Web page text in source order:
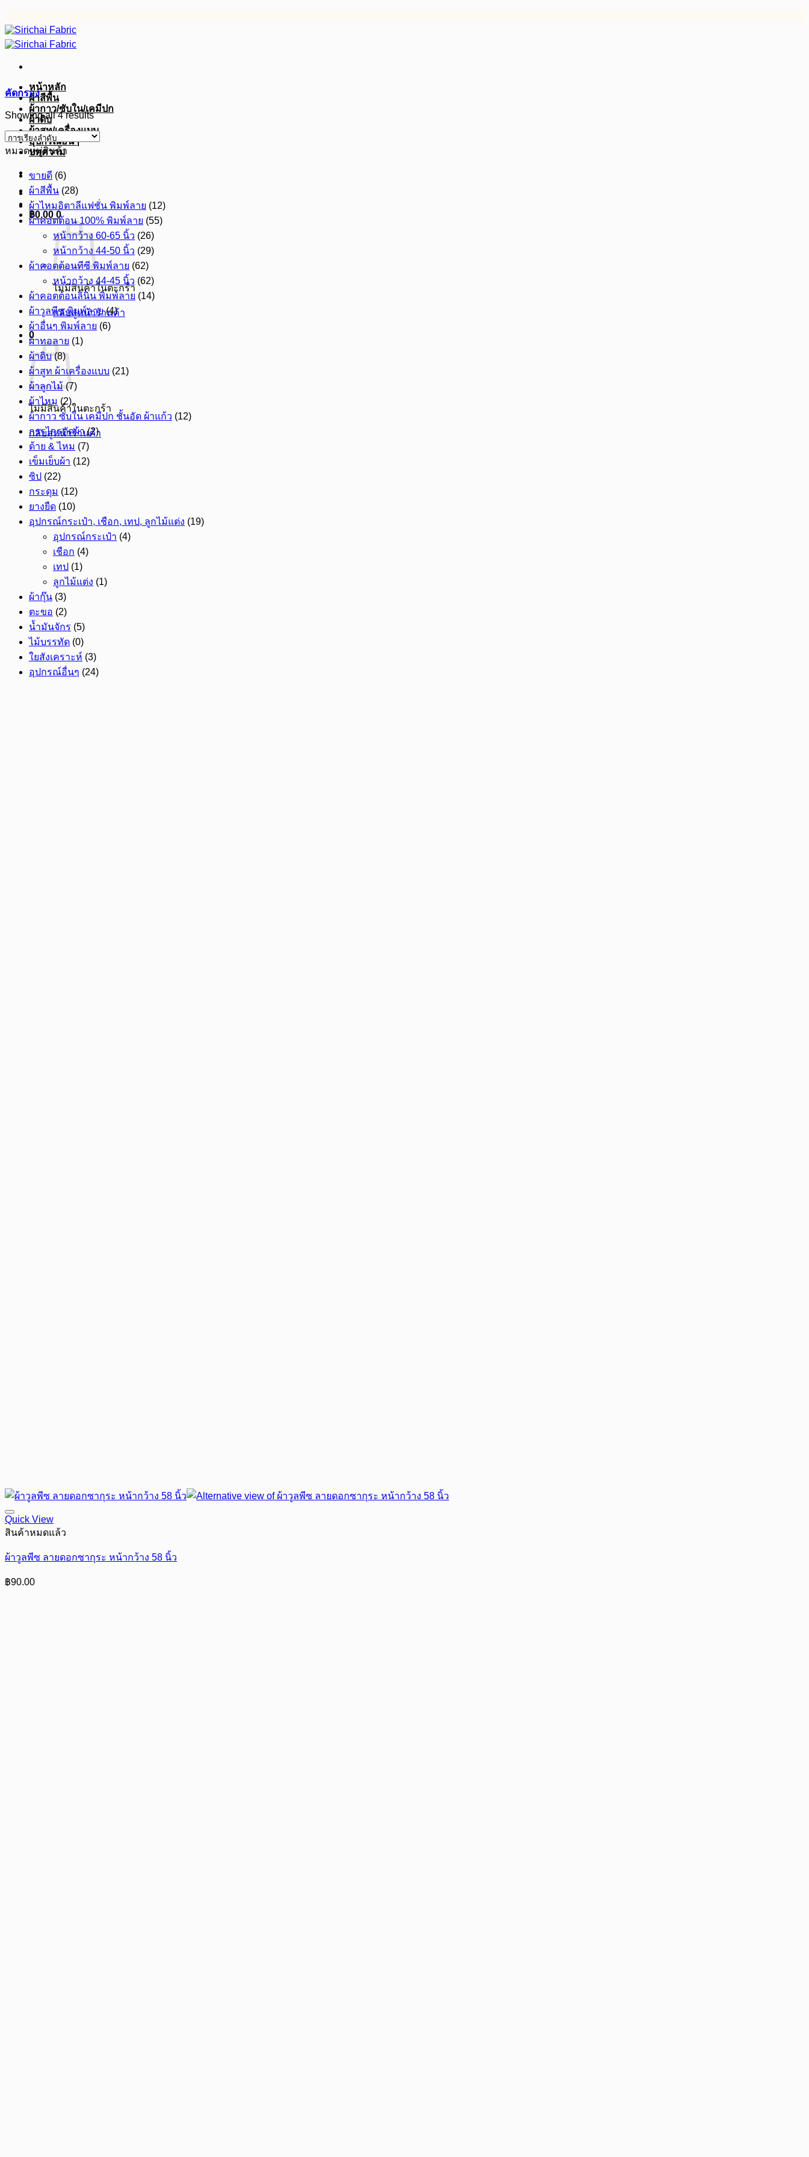
ไป
ยัง
หน้าหลัก
ผ้าสีพื้น
ผ้ากาว/ซับใน/เคมีปก
ผ้าดิบ
ผ้าสูท/เครื่องแบบ
อุปกรณ์อื่นๆ
บทความ
฿0.00 0
ไม่มีสินค้าในตะกร้า
กลับสู่หน้าร้านค้า
0
ไม่มีสินค้าในตะกร้า
กลับสู่หน้าร้านค้า
คัดกรอง
Showing all 4 results
หมวดหมู่สินค้า
ขายดี (6)
ผ้าสีพื้น (28)
ผ้าไหมอิตาลีแฟชั่น พิมพ์ลาย (12)
ผ้าคอตต้อน 100% พิมพ์ลาย (55)
หน้ากว้าง 60-65 นิ้ว (26)
หน้ากว้าง 44-50 นิ้ว (29)
ผ้าคอตต้อนทีซี พิมพ์ลาย (62)
หน้ากว้าง 44-45 นิ้ว (62)
ผ้าคอตต้อนลินิน พิมพ์ลาย (14)
ผ้าวูลพีซ พิมพ์ลาย (4)
ผ้าอื่นๆ พิมพ์ลาย (6)
ผ้าทอลาย (1)
ผ้าดิบ (8)
ผ้าสูท ผ้าเครื่องแบบ (21)
ผ้าลูกไม้ (7)
ผ้าไหม (2)
ผ้ากาว ซับใน เคมีปก ชั้นอัด ผ้าแก้ว (12)
กรรไกรตัดผ้า (2)
ด้าย & ไหม (7)
เข็มเย็บผ้า (12)
ซิป (22)
กระดุม (12)
ยางยืด (10)
อุปกรณ์กระเป๋า, เชือก, เทป, ลูกไม้แต่ง (19)
อุปกรณ์กระเป๋า (4)
เชือก (4)
เทป (1)
ลูกไม้แต่ง (1)
ผ้ากุ๊น (3)
ตะขอ (2)
น้ำมันจักร (5)
ไม้บรรทัด (0)
ใยสังเคราะห์ (3)
อุปกรณ์อื่นๆ (24)
Quick View
สินค้าหมดแล้ว
ผ้าวูลพีซ ลายดอกซากุระ หน้ากว้าง 58 นิ้ว
฿90.00